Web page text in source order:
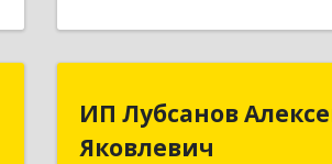
ИП Лубсанов
Яковлевич
ИП Лубсанов